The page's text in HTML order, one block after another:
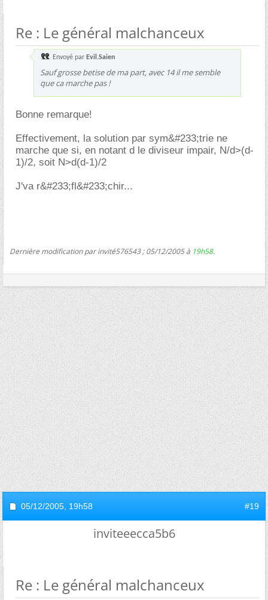
Re : Le général malchanceux
Envoyé par Evil.Saien
Sauf grosse betise de ma part, avec 14 il me semble
que ca marche pas !
Bonne remarque!
Effectivement, la solution par sym&#233;trie ne
marche que si, en notant d le diviseur impair, N/d>(d-
1)/2, soit N>d(d-1)/2
J'va r&#233;fl&#233;chir...
Dernière modification par invité576543 ; 05/12/2005 à 19h58.
05/12/2005, 19h58 #19
inviteeecca5b6
Re : Le général malchanceux